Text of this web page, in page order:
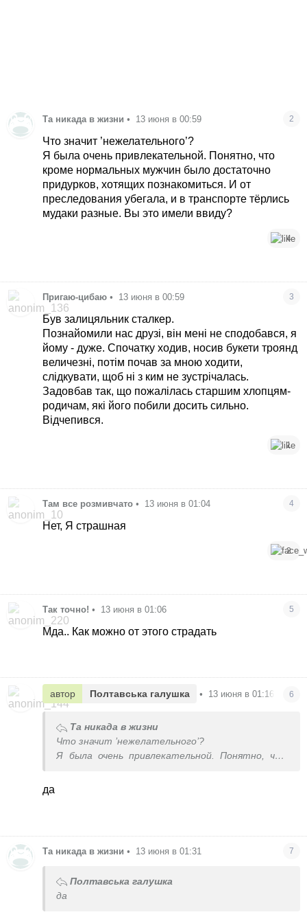
Та никада в жизни • 13 июня в 00:59 2
Что значит ’нежелательного’?
Я была очень привлекательной. Понятно, что
кроме нормальных мужчин было достаточно
придурков, хотящих познакомиться. И от
преследования убегала, и в транспорте тёрлись
мудаки разные. Вы это имели ввиду?
4
Пригаю-цибаю • 13 июня в 00:59 3
Був залицяльник сталкер.
Познайомили нас друзі, він мені не сподобався, я
йому - дуже. Спочатку ходив, носив букети троянд
величезні, потім почав за мною ходити,
слідкувати, щоб ні з ким не зустрічалась.
Задовбав так, що пожалілась старшим хлопцям-
родичам, які його побили досить сильно.
Відчепився.
1
Там все розмивчато • 13 июня в 01:04 4
Нет, Я страшная
2
Так точно! • 13 июня в 01:06 5
Мда.. Как можно от этого страдать
автор Полтавська галушка • 13 июня в 01:16 6
Та никада в жизни
Что значит ’нежелательного’?
Я была очень привлекательной. Понятно, что
да
Та никада в жизни • 13 июня в 01:31 7
Полтавська галушка
да